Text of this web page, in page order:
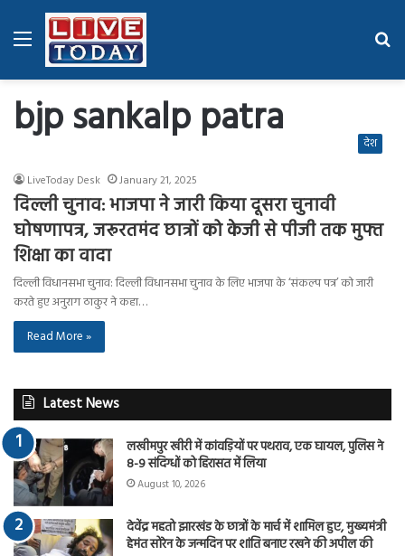
Menu
bjp sankalp patra देश
LiveToday Desk January 21, 2025
दिल्ली चुनाव: भाजपा ने जारी किया दूसरा चुनावी
घोषणापत्र, जरूरतमंद छात्रों को केजी से पीजी तक मुफ्त
शिक्षा का वादा
दिल्ली विधानसभा चुनाव: दिल्ली विधानसभा चुनाव के लिए भाजपा के ‘संकल्प पत्र’ को जारी
करते हुए अनुराग ठाकुर ने कहा…
Read More »
Latest News
लखीमपुर खीरी में कांवड़ियों पर पथराव, एक घायल, पुलिस ने
8-9 संदिग्धों को हिरासत में लिया
August 10, 2026
देवेंद्र महतो झारखंड के छात्रों के मार्च में शामिल हुए, मुख्यमंत्री
हेमंत सोरेन के जन्मदिन पर शांति बनाए रखने की अपील की